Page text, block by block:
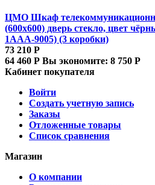
ЦМО Шкаф
(600x600) дверь стекло, цвет
1ААА-9005) (3 коробки)
73 210 Р
64 460 Р Вы экономите: 8 750 Р
Кабинет покупателя
Войти
Создать учетную запись
Заказы
Отложенные товары
Список сравнения
Магазин
О компании